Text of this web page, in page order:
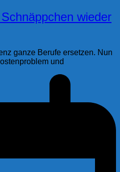
wieder
ganze Berufe ersetzen. Nun
und